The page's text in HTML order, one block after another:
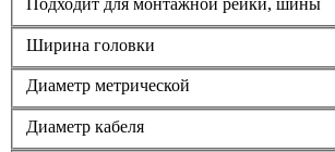
Подходит для монтажной рейки, шины
Ширина головки
Диаметр метрической
Диаметр кабеля